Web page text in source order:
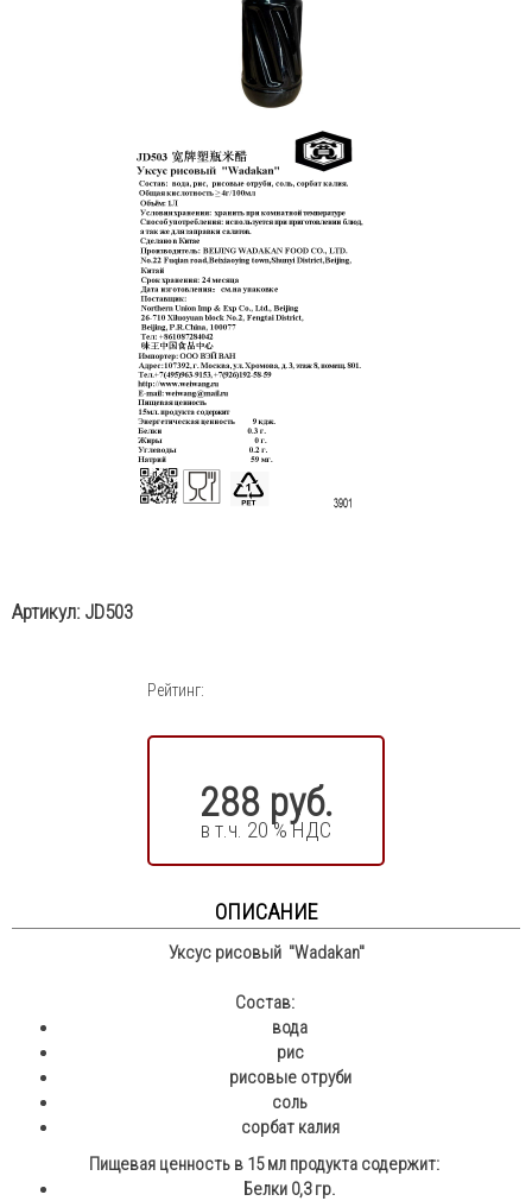
Артикул: JD503
Рейтинг:
288 руб.
в т.ч. 20 % НДС
ОПИСАНИЕ
Уксус рисовый "Wadakan"
Состав:
вода
рис
рисовые отруби
соль
сорбат калия
Пищевая ценность в 15 мл продукта содержит:
Белки 0,3 гр.